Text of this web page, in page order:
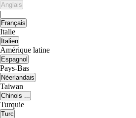
Anglais
|
Français
Italie
Italien
Amérique latine
Espagnol
Pays-Bas
Néerlandais
Taiwan
Chinois ...
Turquie
Turc